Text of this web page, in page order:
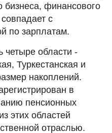
бизнеса, финансового
с
по зарплатам.
четыре области -
Туркестанская и
накоплений.
в
пенсионных
этих областей
отраслью.